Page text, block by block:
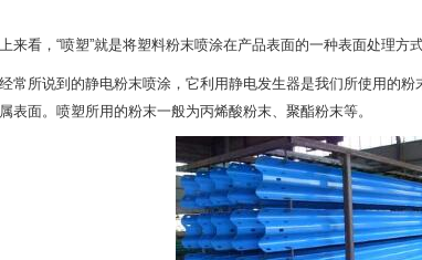
看，“喷塑”就是将塑料粉末喷涂在产品表面的一种表面处理方式
所说到的静电粉末喷涂，它利用静电发生器是我们所使用的粉
表面。喷塑所用的粉末一般为丙烯酸粉末、聚酯粉末等。